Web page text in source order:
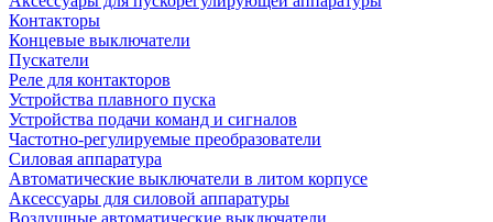
Контакторы
Концевые выключатели
Пускатели
Реле для контакторов
Устройства плавного пуска
Устройства подачи команд и сигналов
Частотно-регулируемые преобразователи
Силовая аппаратура
Автоматические выключатели в литом корпусе
Аксессуары для силовой аппаратуры
Воздушные автоматические выключатели